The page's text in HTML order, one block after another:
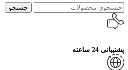
جستجو
پشتیبانی 24 ساعته